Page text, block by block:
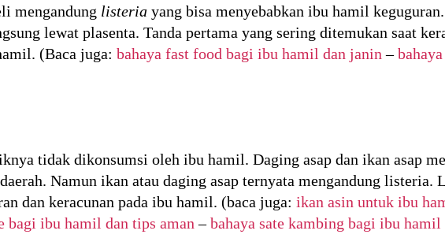
mengandung listeria yang bisa menyebabkan ibu hamil
lewat plasenta. Tanda pertama yang sering ditemukan saat
(Baca juga: bahaya fast food bagi ibu hamil dan janin –
tidak dikonsumsi oleh ibu hamil. Daging asap dan ikan asap
Namun ikan atau daging asap ternyata mengandung listeria.
dan keracunan pada ibu hamil. (baca juga: ikan asin untuk ibu
bagi ibu hamil dan tips aman–bahaya sate kambing bagi ibu